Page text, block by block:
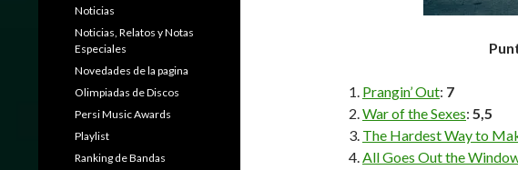
Prangin’ Out: 7
War of the Sexes: 5,5
The Hardest Way to
All Goes Out the
Noticias
Noticias, Relatos y Notas
Especiales
Novedades de la pagina
Olimpiadas de Discos
Persi Music Awards
Playlist
Ranking de Bandas